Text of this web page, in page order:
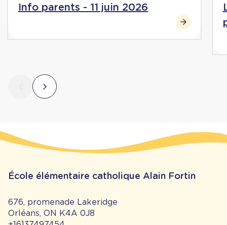
Info parents - 11 juin 2026
École élémentaire catholique Alain Fortin
676, promenade Lakeridge
Orléans, ON K4A 0J8